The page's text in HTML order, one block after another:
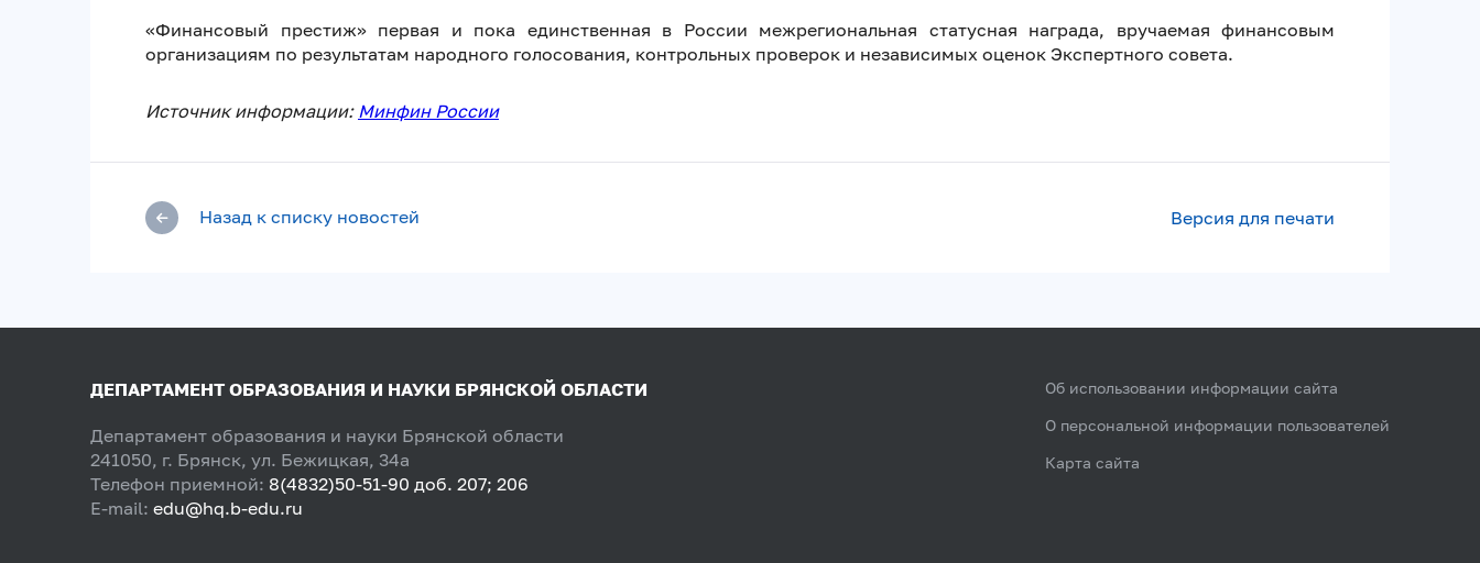
«Финансовый престиж» первая и пока единственная в России межрегиональная статусная награда, вручаемая финансовым
организациям по результатам народного голосования, контрольных проверок и независимых оценок Экспертного совета.
Источник информации: Минфин России
Назад к списку новостей Версия для печати
ДЕПАРТАМЕНТ ОБРАЗОВАНИЯ И НАУКИ БРЯНСКОЙ ОБЛАСТИ
Департамент образования и науки Брянской области
241050, г. Брянск, ул. Бежицкая, 34а
Телефон приемной: 8(4832)50-51-90 доб. 207; 206
E-mail: edu@hq.b-edu.ru
Об использовании информации сайта
О персональной информации пользователей
Карта сайта